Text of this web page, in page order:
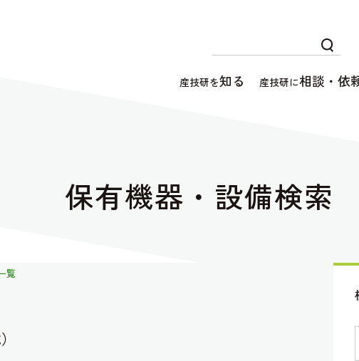
産技研を知る 産技研に相談・依
保有機器・設備検索
覧